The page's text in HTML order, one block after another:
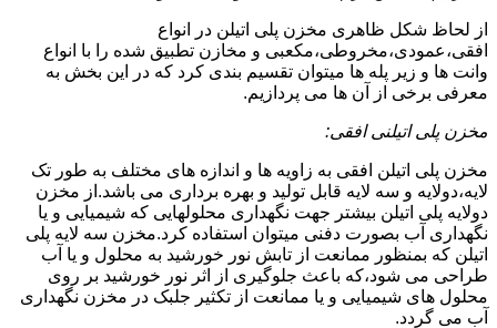
از لحاظ شکل ظاهری مخزن پلی اتیلن در انواع
افقی،عمودی،مخروطی،مکعبی و مخازن تطبیق شده را با انواع
وانت ها و زیر پله ها میتوان تقسیم بندی کرد که در این بخش به
معرفی برخی از آن ها می پردازیم.
مخزن پلی اتیلنی افقی:
مخزن پلی اتیلن افقی به زاویه ها و اندازه های مختلف به طور تک
لایه،دولایه و سه لایه قابل تولید و بهره برداری می باشد.از مخزن
دولایه پلی اتیلن بیشتر جهت نگهداری محلولهایی که شیمیایی و یا
نگهداری آب بصورت دفنی میتوان استفاده کرد.مخزن سه لایه پلی
اتیلن که بمنظور ممانعت از تابش نور خورشید به محلول و یا آب
طراحی می شود،که باعث جلوگیری از اثر نور خورشید بر روی
محلول های شیمیایی و یا ممانعت از تکثیر جلبک در مخزن نگهداری
آب می گردد.